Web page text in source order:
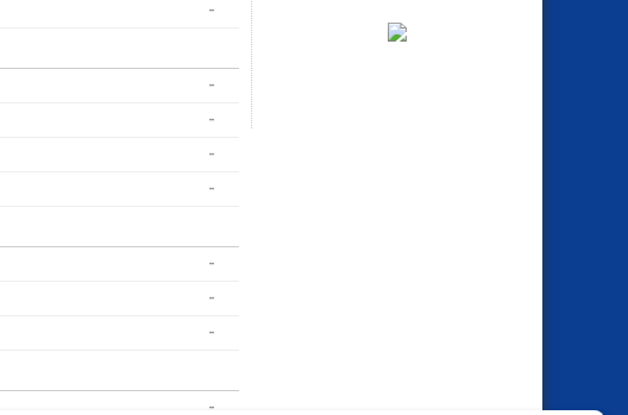
-
-
-
-
-
-
-
-
-